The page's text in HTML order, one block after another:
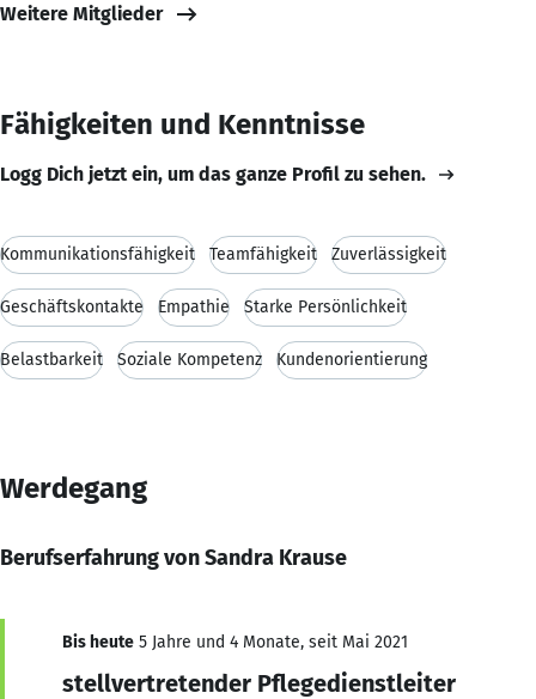
Weitere Mitglieder
Fähigkeiten und Kenntnisse
Logg Dich jetzt ein, um das ganze Profil zu sehen.
Kommunikationsfähigkeit Teamfähigkeit Zuverlässigkeit
Geschäftskontakte Empathie Starke Persönlichkeit
Belastbarkeit Soziale Kompetenz Kundenorientierung
Werdegang
Berufserfahrung von Sandra Krause
Bis heute 5 Jahre und 4 Monate, seit Mai 2021
stellvertretender Pflegedienstleiter